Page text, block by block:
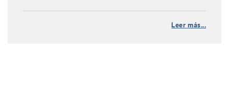
Leer más...